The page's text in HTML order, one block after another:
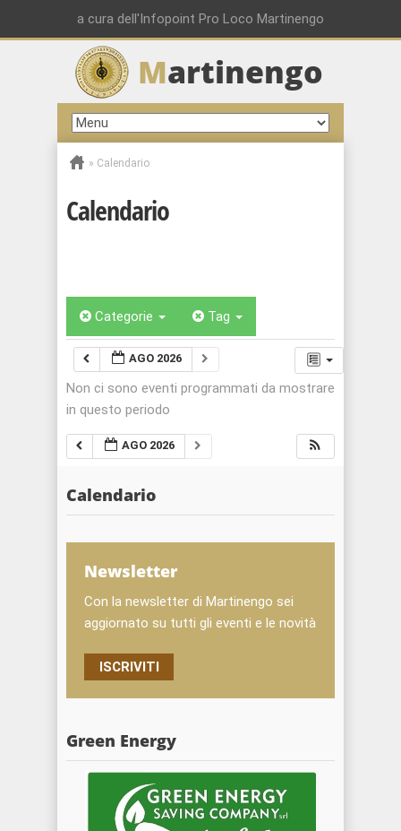
a cura dell'Infopoint Pro Loco Martinengo
Martinengo
» Calendario
Calendario
Categorie Tag
AGO 2026
Non ci sono eventi programmati da mostrare
in questo periodo
AGO 2026
Calendario
Newsletter
Con la newsletter di Martinengo sei
aggiornato su tutti gli eventi e le novità
ISCRIVITI
Green Energy